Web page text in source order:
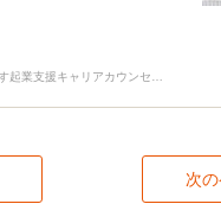
次